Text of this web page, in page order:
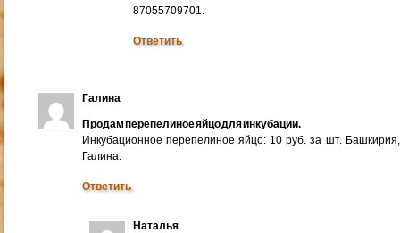
87055709701.
Ответить
Галина
Продам перепелиное яйцо для инкубации.
Инкубационное перепелиное яйцо: 10 руб. за шт.
Галина.
Ответить
Наталья